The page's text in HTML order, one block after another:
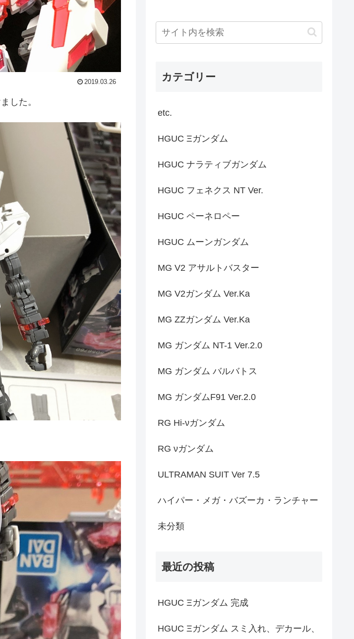
2019.03.26
した。
カテゴリー
etc.
HGUC Ξガンダム
HGUC ナラティブガンダム
HGUC フェネクス NT Ver.
HGUC ペーネロペー
HGUC ムーンガンダム
MG V2 アサルトバスター
MG V2ガンダム Ver.Ka
MG ZZガンダム Ver.Ka
MG ガンダム NT-1 Ver.2.0
MG ガンダム バルバトス
MG ガンダムF91 Ver.2.0
RG Hi-νガンダム
RG νガンダム
ULTRAMAN SUIT Ver 7.5
ハイパー・メガ・バズーカ・ランチャー
未分類
最近の投稿
HGUC Ξガンダム 完成
HGUC Ξガンダム スミ入れ、デカール、